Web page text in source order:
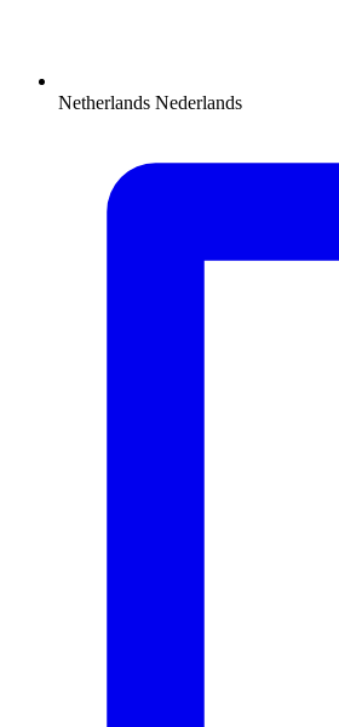
Netherlands Nederlands